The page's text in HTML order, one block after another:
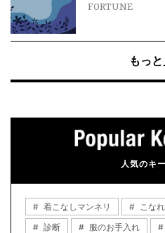
FORTUNE
もっ
人気のキ
着こなしマンネリ こな
診断
服のお手入れ